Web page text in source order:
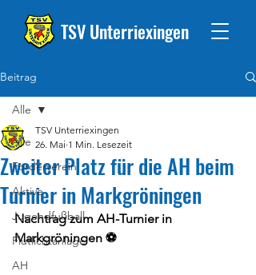
TSV Unterriexingen
Beitrag
Alle
Förderverein
Aktive
Jugendfußball
Flutlichtanlage
AH
Alle
Zweiter Platz für die AH beim
Turnier in Markgröningen
TSV Unterriexingen
26. Mai 1 Min. Lesezeit
Nachtrag zum AH-Turnier in
Markgröningen ⚽️